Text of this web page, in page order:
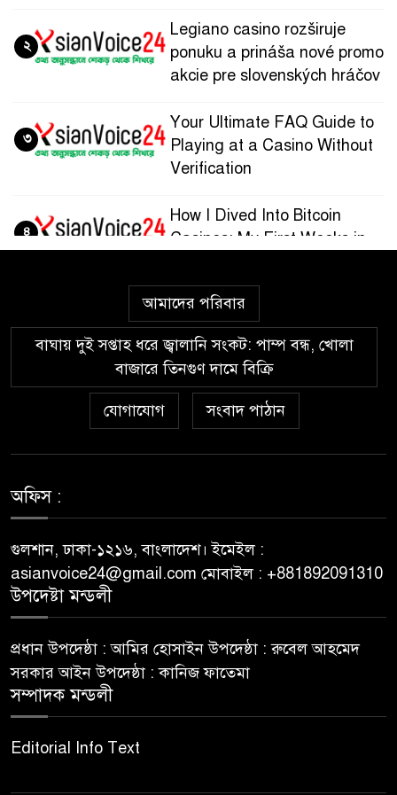
Legiano casino rozširuje
ponuku a prináša nové promo
akcie pre slovenských hráčov
২
Your Ultimate FAQ Guide to
Playing at a Casino Without
Verification
৩
How I Dived Into Bitcoin
Casinos: My First Weeks in
৪
Guía paso a paso para
registrarte y jugar en
Wazamba Casino
৫
Kako sam otkrio Lolajack
Casino – osobno iskustvo od
Popularna Online Kazina:
Koja je Bolja Opcija?
Games, Revamped Bonuses
and Mobile Upgrades
৮
৯
আমাদের পরিবার
বাঘায় দুই সপ্তাহ ধরে জ্বালানি সংকট: পাম্প বন্ধ, খোলা
বাজারে তিনগুণ দামে বিক্রি
যোগাযোগ সংবাদ পাঠান
অফিস :
গুলশান, ঢাকা-১২১৬, বাংলাদেশ। ইমেইল :
asianvoice24@gmail.com মোবাইল : +881892091310
উপদেষ্টা মন্ডলী
প্রধান উপদেষ্ঠা : আমির হোসাইন উপদেষ্ঠা : রুবেল আহমেদ
সরকার আইন উপদেষ্ঠা : কানিজ ফাতেমা
সম্পাদক মন্ডলী
Editorial Info Text